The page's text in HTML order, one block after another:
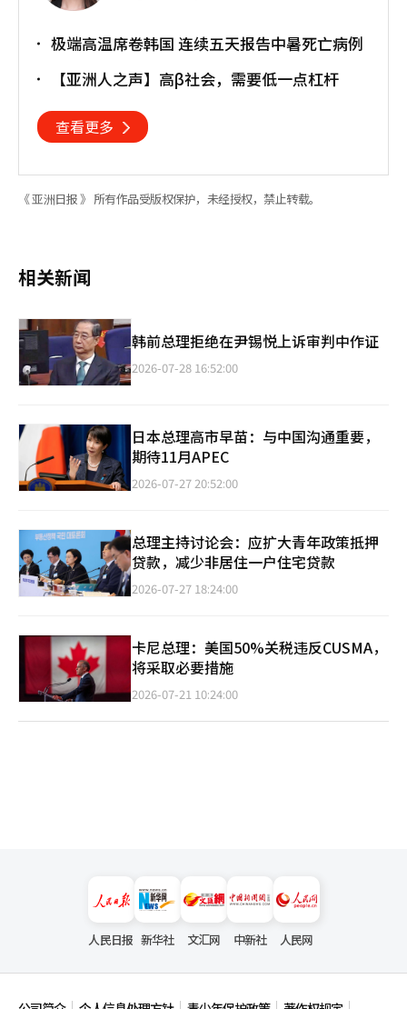
极端高温席卷韩国 连续五天报告中暑死亡病例
【亚洲人之声】高β社会，需要低一点杠杆
查看更多
《 亚洲日报 》 所有作品受版权保护，未经授权，禁止转载。
相关新闻
韩前总理拒绝在尹锡悦上诉审判中作证
2026-07-28 16:52:00
日本总理高市早苗：与中国沟通重要，
期待11月APEC
2026-07-27 20:52:00
总理主持讨论会：应扩大青年政策抵押
贷款，减少非居住一户住宅贷款
2026-07-27 18:24:00
卡尼总理：美国50%关税违反CUSMA，
将采取必要措施
2026-07-21 10:24:00
人民日报 新华社 文汇网 中新社 人民网